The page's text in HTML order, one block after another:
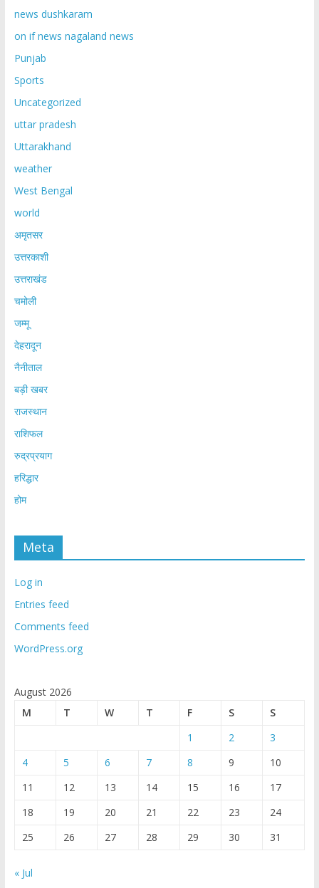
news dushkaram
on if news nagaland news
Punjab
Sports
Uncategorized
uttar pradesh
Uttarakhand
weather
West Bengal
world
अमृतसर
उत्तरकाशी
उत्तराखंड
चमोली
जम्मू
देहरादून
नैनीताल
बड़ी खबर
राजस्थान
राशिफल
रुद्रप्रयाग
हरिद्धार
होम
Meta
Log in
Entries feed
Comments feed
WordPress.org
August 2026
M
T W T F S
S
1
2
3
4
5 6 7 8 9
10
11
12 13 14 15 16
17
18
19 20 21 22 23
24
25
26 27 28 29 30 31
« Jul